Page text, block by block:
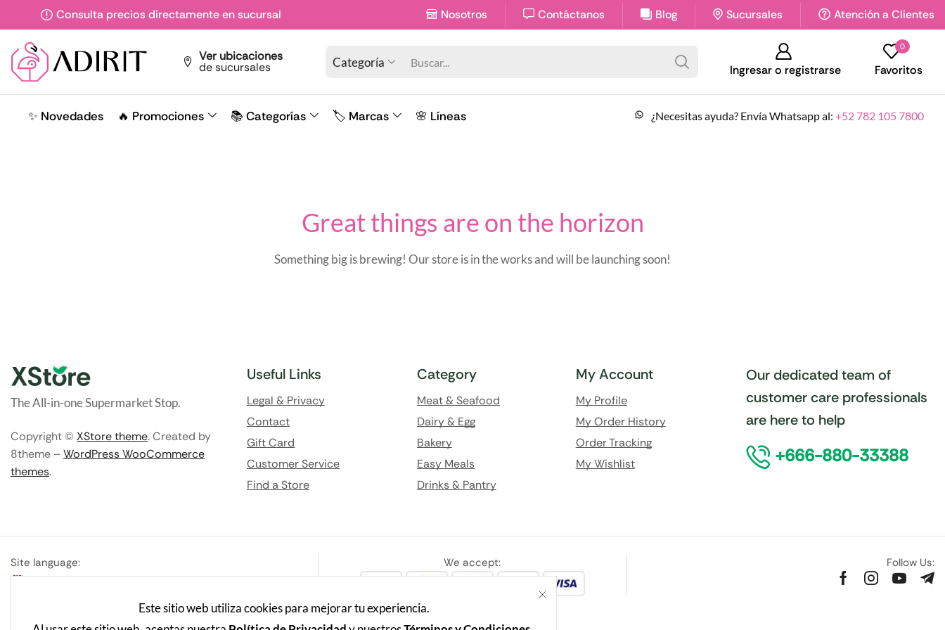
Consulta precios directamente en sucursal Disponibilidad limitada en sucursales Sitio exclusivo como catálogo de productos
Nosotros Contáctanos Blog Sucursales Atención a Clientes
Ver ubicaciones
de sucursales Categoría
Ingresar o registrarse
0
Favoritos
✨ Novedades 🔥 Promociones 📚 Categorías 🏷️ Marcas 🌸 Líneas ¿Necesitas ayuda? Envía Whatsapp al: +52 782 105 7800
Great things are on the horizon
Something big is brewing! Our store is in the works and will be launching soon!
Este sitio web utiliza cookies para mejorar tu experiencia.
The All-in-one Supermarket Stop.
Copyright © XStore theme. Created by
8theme –WordPress WooCommerce
themes.
Useful Links
Legal & Privacy
Contact
Gift Card
Customer Service
Find a Store
Category
Meat & Seafood
Dairy & Egg
Bakery
Easy Meals
Drinks & Pantry
My Account
My Profile
My Order History
Order Tracking
My Wishlist
Our dedicated team of
customer care professionals
are here to help
+666-880-33388
Site language:
English
We accept: Follow Us: